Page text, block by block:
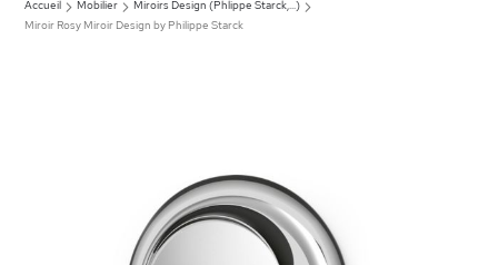
Accueil Mobilier
Miroirs Design (Phlippe Starck,...)
Miroir Rosy Miroir Design by Philippe Starck